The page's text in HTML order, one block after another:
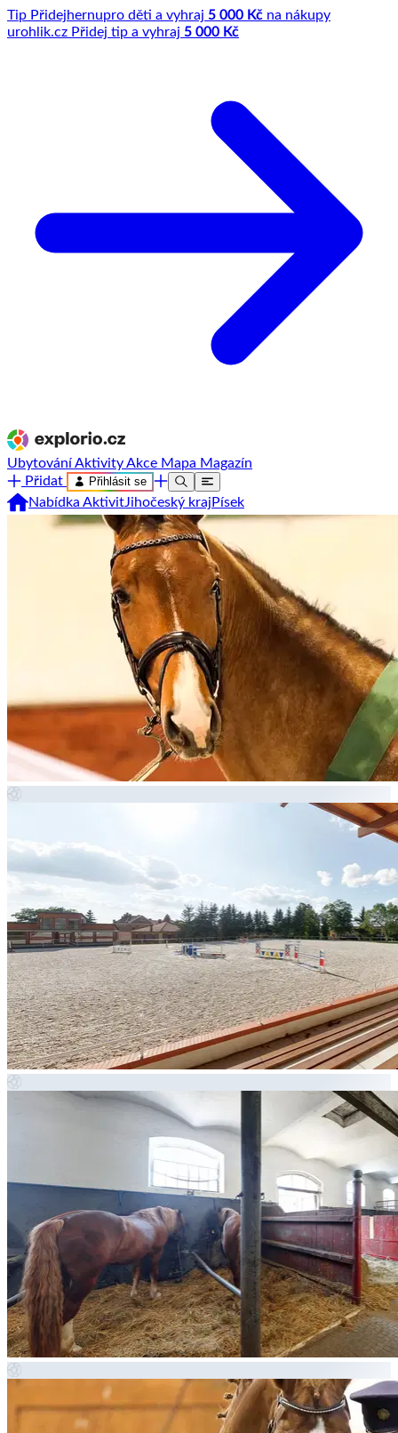
Tip Přidejhernupro děti a vyhraj 5 000 Kč na nákupy
urohlik.cz Přidej tip a vyhraj 5 000 Kč
UbytováníAktivityAkce Mapa Magazín
Přidat
Přihlásit se
Nabídka AktivitJihočeský kraj Písek